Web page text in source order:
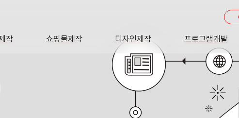
작 쇼핑몰제작 디자인제작
DESIGN
프로그램개발
SOFTWARE